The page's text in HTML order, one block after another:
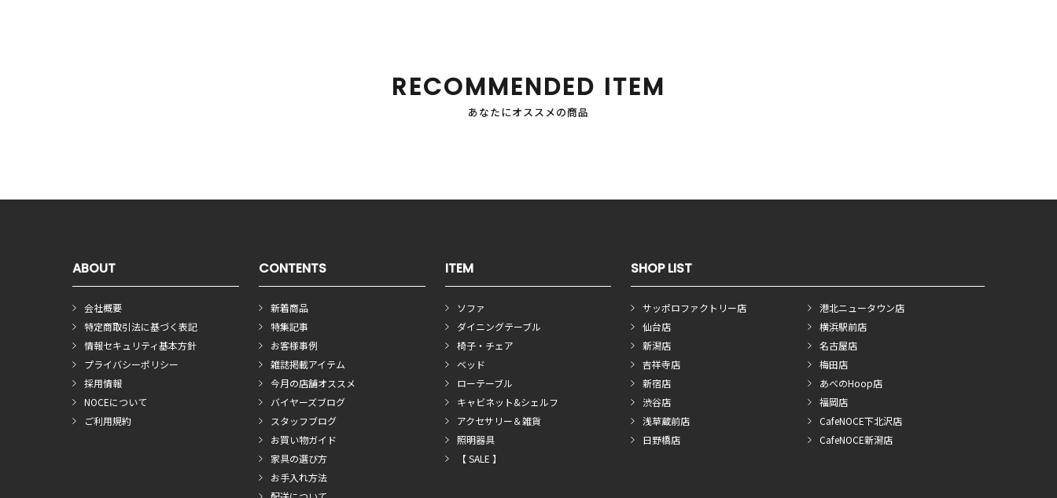
RECOMMENDED ITEM
あなたにオススメの商品
ABOUT
会社概要
特定商取引法に基づく表記
情報セキュリティ基本方針
プライバシーポリシー
採用情報
NOCEについて
ご利用規約
CONTENTS
新着商品
特集記事
お客様事例
雑誌掲載アイテム
今月の店舗オススメ
バイヤーズブログ
スタッフブログ
お買い物ガイド
家具の選び方
お手入れ方法
ITEM
ソファ
ダイニングテーブル
椅子・チェア
ベッド
ローテーブル
キャビネット&シェルフ
アクセサリー＆雑貨
照明器具
【 SALE 】
SHOP LIST
サッポロファクトリー店
仙台店
新潟店
吉祥寺店
新宿店
渋谷店
浅草蔵前店
日野橋店
港北ニュータウン店
横浜駅前店
名古屋店
梅田店
あべのHoop店
福岡店
CafeNOCE下北沢店
CafeNOCE新潟店